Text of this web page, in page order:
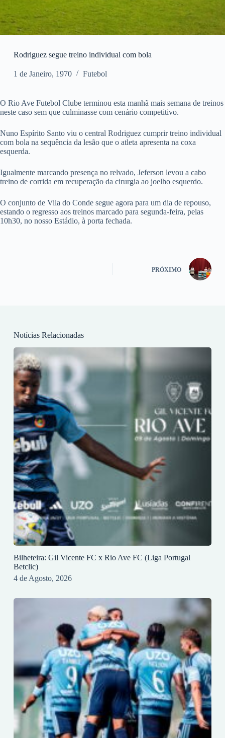
Rodriguez segue treino individual com bola
1 de Janeiro, 1970 Futebol
O Rio Ave Futebol Clube terminou esta manhã mais semana de treinos
neste caso sem que culminasse com cenário competitivo.
Nuno Espírito Santo viu o central Rodriguez cumprir treino individual
com bola na sequência da lesão que o atleta apresenta na coxa
esquerda.
Igualmente marcando presença no relvado, Jeferson levou a cabo
treino de corrida em recuperação da cirurgia ao joelho esquerdo.
O conjunto de Vila do Conde segue agora para um dia de repouso,
estando o regresso aos treinos marcado para segunda-feira, pelas
10h30, no nosso Estádio, à porta fechada.
PRÓXIMO
Notícias Relacionadas
Bilheteira: Gil Vicente FC x Rio Ave FC (Liga Portugal
Betclic)
4 de Agosto, 2026